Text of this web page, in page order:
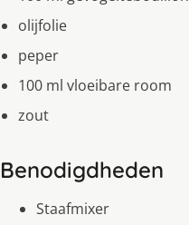
olijfolie
peper
100 ml vloeibare room
zout
Benodigdheden
Staafmixer